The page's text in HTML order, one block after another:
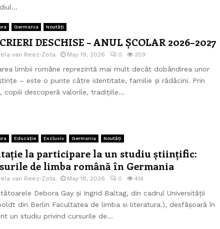
Germania Noutăți
DESCHISE – ANUL ȘCOLAR 2026–2027
van Reez-Zota May 19, 2026 0 359
limbii române reprezintă mai mult decât dobândirea unor
– este o punte către identitate, familie și rădăcini. Prin
copiii descoperă valorile, tradițiile...
Educație Exclusiv Germania Noutăți
la participare la un studiu științific:
de limba română în Germania
van Reez-Zota May 18, 2026 0 414
Debora Gay și Ingrid Baltag, din cadrul Universității
din Berlin Facultatea de limba si literatura.), desfășoară în
un studiu privind cursurile de...